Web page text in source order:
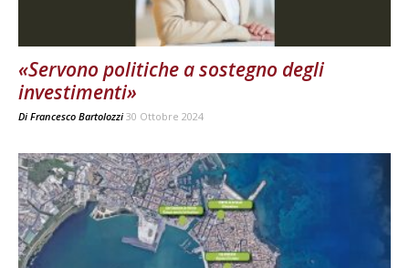
«Servono politiche a sostegno degli
investimenti»
Di Francesco Bartolozzi 30 Ottobre 2024